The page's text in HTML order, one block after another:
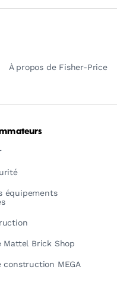
À propos de Fisher-Price
équipements
Mattel Brick Shop
MEGA